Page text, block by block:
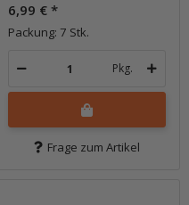
6,99 € *
Packung: 7 Stk.
Pkg.
Frage zum Artikel